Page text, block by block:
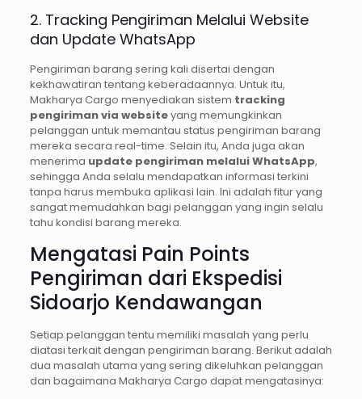
2. Tracking Pengiriman Melalui Website
dan Update WhatsApp
Pengiriman barang sering kali disertai dengan
kekhawatiran tentang keberadaannya. Untuk itu,
Makharya Cargo menyediakan sistem tracking
pengiriman via websiteyang memungkinkan
pelanggan untuk memantau status pengiriman barang
mereka secara real-time. Selain itu, Anda juga akan
menerima update pengiriman melalui WhatsApp,
sehingga Anda selalu mendapatkan informasi terkini
tanpa harus membuka aplikasi lain. Ini adalah fitur yang
sangat memudahkan bagi pelanggan yang ingin selalu
tahu kondisi barang mereka.
Mengatasi Pain Points
Pengiriman dari Ekspedisi
Sidoarjo Kendawangan
Setiap pelanggan tentu memiliki masalah yang perlu
diatasi terkait dengan pengiriman barang. Berikut adalah
dua masalah utama yang sering dikeluhkan pelanggan
dan bagaimana Makharya Cargo dapat mengatasinya: